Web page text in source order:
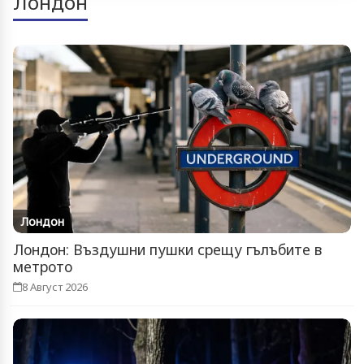
Лондон
Лондон: Въздушни пушки срещу гълъбите в
метрото
8 Август 2026